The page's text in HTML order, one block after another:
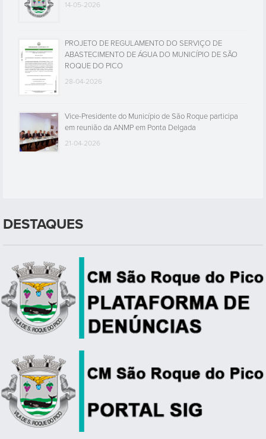
14-05-2026
PROJETO DE REGULAMENTO DO SERVIÇO DE
ABASTECIMENTO DE ÁGUA DO MUNICÍPIO DE SÃO
ROQUE DO PICO
28-04-2026
Vice-Presidente do Município de São Roque participa
em reunião da ANMP em Ponta Delgada
21-04-2026
DESTAQUES